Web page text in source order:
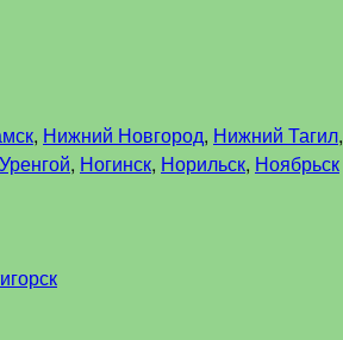
, Нижний Новгород, Нижний Тагил,
, Ногинск, Норильск, Ноябрьск